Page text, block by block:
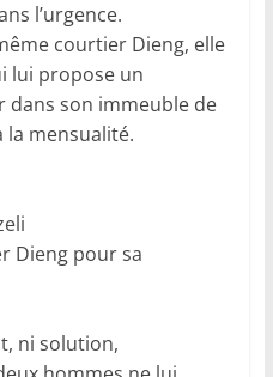
l’urgence.
courtier Dieng, elle
lui propose un
son immeuble de
la mensualité.
Dieng pour sa
ni solution,